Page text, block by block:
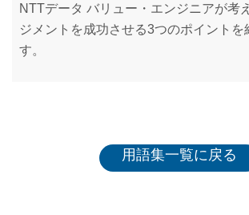
NTTデータ バリュー・エンジニアが考
ジメントを成功させる3つのポイントを
す。
用語集一覧に戻る